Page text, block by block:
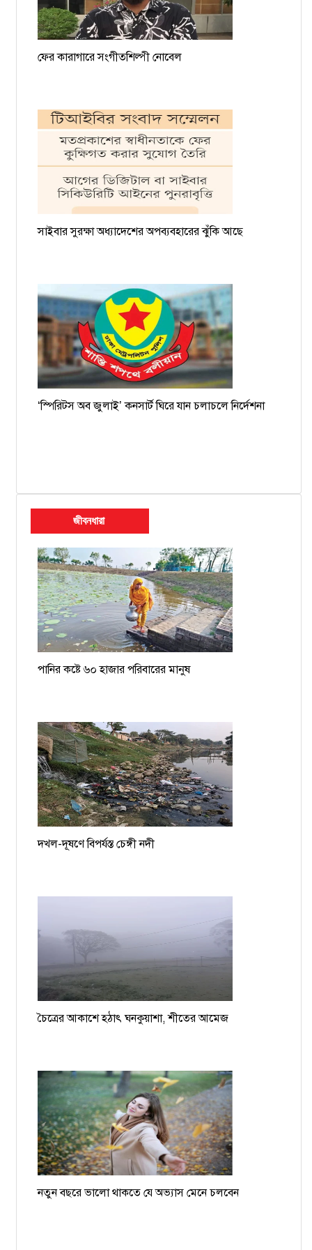
ফের কারাগারে সংগীতশিল্পী নোবেল
সাইবার সুরক্ষা অধ্যাদেশের অপব্যবহারের ঝুঁকি আছে
‘স্পিরিটস অব জুলাই’ কনসার্ট ঘিরে যান চলাচলে নির্দেশনা
জীবনধারা
পানির কষ্টে ৬০ হাজার পরিবারের মানুষ
দখল-দূষণে বিপর্যস্ত চেঙ্গী নদী
চৈত্রের আকাশে হঠাৎ ঘনকুয়াশা, শীতের আমেজ
নতুন বছরে ভালো থাকতে যে অভ্যাস মেনে চলবেন